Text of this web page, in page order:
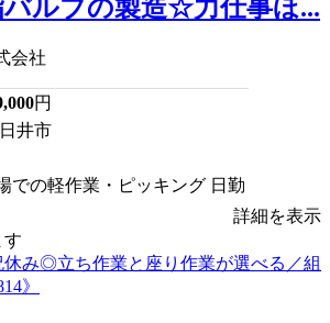
ルブの製造☆力仕事ほ...
会社
円
井市
での軽作業・ピッキング 日勤
詳細を表示
す